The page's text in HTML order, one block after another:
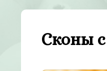
Сконы